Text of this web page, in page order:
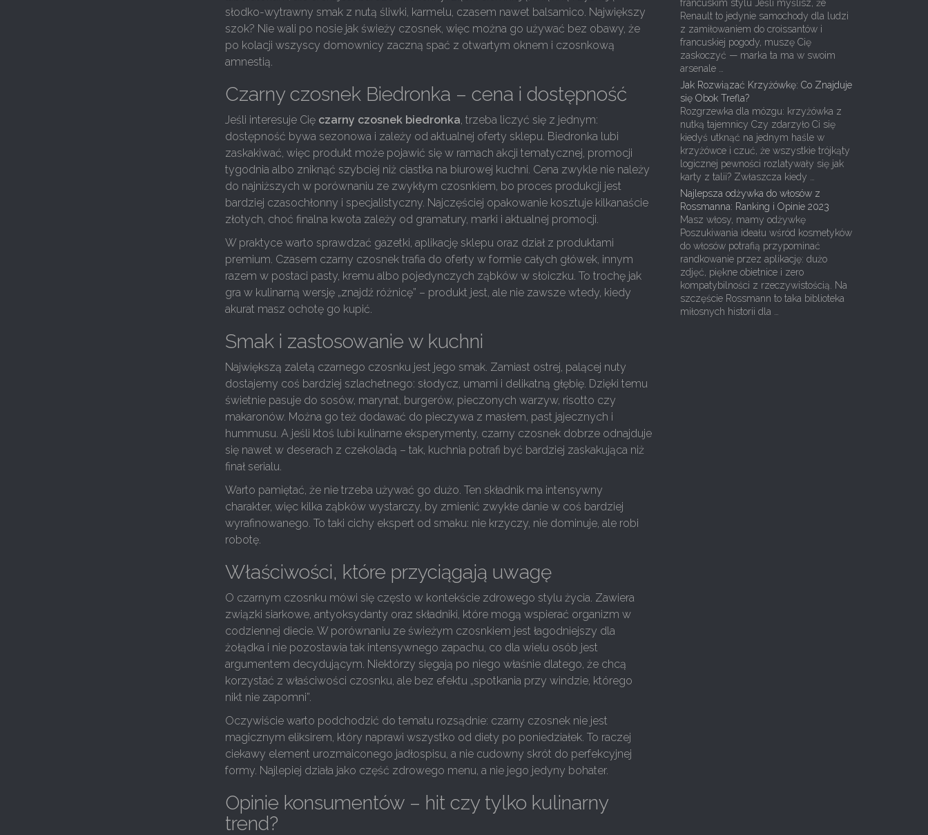
słodko-wytrawny smak z nutą śliwki, karmelu, czasem nawet balsamico. Największy
szok? Nie wali po nosie jak świeży czosnek, więc można go używać bez obawy, że
po kolacji wszyscy domownicy zaczną spać z otwartym oknem i czosnkową
amnestią.
Czarny czosnek Biedronka – cena i dostępność
Jeśli interesuje Cię czarny czosnek biedronka, trzeba liczyć się z jednym:
dostępność bywa sezonowa i zależy od aktualnej oferty sklepu. Biedronka lubi
zaskakiwać, więc produkt może pojawić się w ramach akcji tematycznej, promocji
tygodnia albo zniknąć szybciej niż ciastka na biurowej kuchni. Cena zwykle nie należy
do najniższych w porównaniu ze zwykłym czosnkiem, bo proces produkcji jest
bardziej czasochłonny i specjalistyczny. Najczęściej opakowanie kosztuje kilkanaście
złotych, choć finalna kwota zależy od gramatury, marki i aktualnej promocji.
W praktyce warto sprawdzać gazetki, aplikację sklepu oraz dział z produktami
premium. Czasem czarny czosnek trafia do oferty w formie całych główek, innym
razem w postaci pasty, kremu albo pojedynczych ząbków w słoiczku. To trochę jak
gra w kulinarną wersję „znajdź różnicę” – produkt jest, ale nie zawsze wtedy, kiedy
akurat masz ochotę go kupić.
Smak i zastosowanie w kuchni
Największą zaletą czarnego czosnku jest jego smak. Zamiast ostrej, palącej nuty
dostajemy coś bardziej szlachetnego: słodycz, umami i delikatną głębię. Dzięki temu
świetnie pasuje do sosów, marynat, burgerów, pieczonych warzyw, risotto czy
makaronów. Można go też dodawać do pieczywa z masłem, past jajecznych i
hummusu. A jeśli ktoś lubi kulinarne eksperymenty, czarny czosnek dobrze odnajduje
się nawet w deserach z czekoladą – tak, kuchnia potrafi być bardziej zaskakująca niż
finał serialu.
Warto pamiętać, że nie trzeba używać go dużo. Ten składnik ma intensywny
charakter, więc kilka ząbków wystarczy, by zmienić zwykłe danie w coś bardziej
wyrafinowanego. To taki cichy ekspert od smaku: nie krzyczy, nie dominuje, ale robi
robotę.
Właściwości, które przyciągają uwagę
O czarnym czosnku mówi się często w kontekście zdrowego stylu życia. Zawiera
związki siarkowe, antyoksydanty oraz składniki, które mogą wspierać organizm w
codziennej diecie. W porównaniu ze świeżym czosnkiem jest łagodniejszy dla
żołądka i nie pozostawia tak intensywnego zapachu, co dla wielu osób jest
argumentem decydującym. Niektórzy sięgają po niego właśnie dlatego, że chcą
korzystać z właściwości czosnku, ale bez efektu „spotkania przy windzie, którego
nikt nie zapomni”.
Oczywiście warto podchodzić do tematu rozsądnie: czarny czosnek nie jest
magicznym eliksirem, który naprawi wszystko od diety po poniedziałek. To raczej
ciekawy element urozmaiconego jadłospisu, a nie cudowny skrót do perfekcyjnej
formy. Najlepiej działa jako część zdrowego menu, a nie jego jedyny bohater.
Opinie konsumentów – hit czy tylko kulinarny
trend?
francuskim stylu Jeśli myślisz, że
Renault to jedynie samochody dla ludzi
z zamiłowaniem do croissantów i
francuskiej pogody, muszę Cię
zaskoczyć — marka ta ma w swoim
arsenale …
Jak Rozwiązać Krzyżówkę: Co Znajduje
się Obok Trefla?
Rozgrzewka dla mózgu: krzyżówka z
nutką tajemnicy Czy zdarzyło Ci się
kiedyś utknąć na jednym haśle w
krzyżówce i czuć, że wszystkie trójkąty
logicznej pewności rozlatywały się jak
karty z talii? Zwłaszcza kiedy …
Najlepsza odżywka do włosów z
Rossmanna: Ranking i Opinie 2023
Masz włosy, mamy odżywkę
Poszukiwania ideału wśród kosmetyków
do włosów potrafią przypominać
randkowanie przez aplikację: dużo
zdjęć, piękne obietnice i zero
kompatybilności z rzeczywistością. Na
szczęście Rossmann to taka biblioteka
miłosnych historii dla …